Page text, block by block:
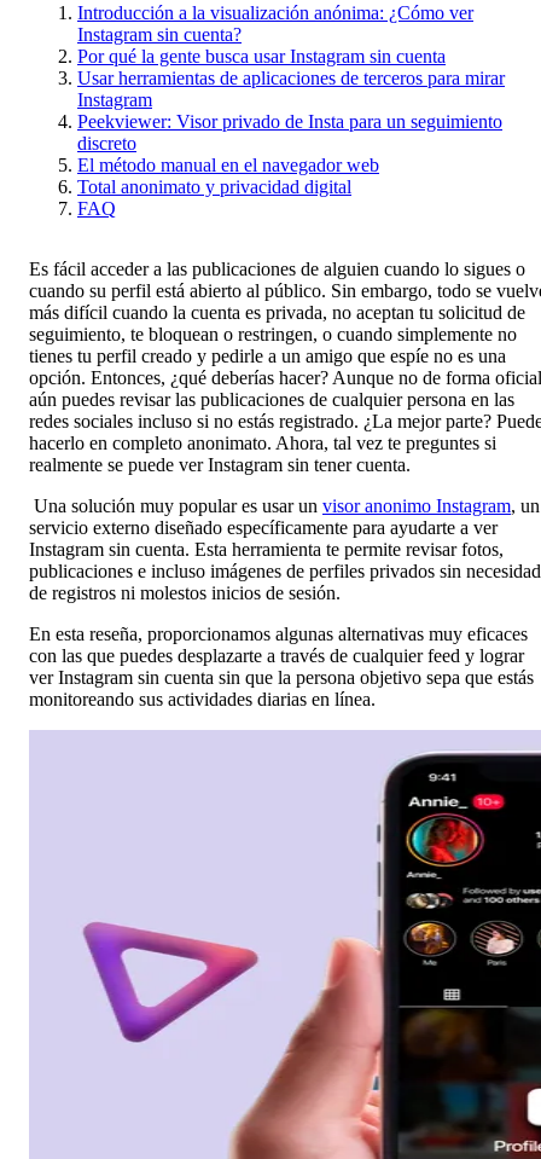
Introducción a la visualización anónima: ¿Cómo ver
Instagram sin cuenta?
Por qué la gente busca usar Instagram sin cuenta
Usar herramientas de aplicaciones de terceros para mirar
Instagram
Peekviewer: Visor privado de Insta para un seguimiento
discreto
El método manual en el navegador web
Total anonimato y privacidad digital
FAQ
Es fácil acceder a las publicaciones de alguien cuando lo sigues o
cuando su perfil está abierto al público. Sin embargo, todo se
más difícil cuando la cuenta es privada, no aceptan tu solicitud de
seguimiento, te bloquean o restringen, o cuando simplemente no
tienes tu perfil creado y pedirle a un amigo que espíe no es una
opción. Entonces, ¿qué deberías hacer? Aunque no de forma
aún puedes revisar las publicaciones de cualquier persona en las
redes sociales incluso si no estás registrado. ¿La mejor parte?
hacerlo en completo anonimato. Ahora, tal vez te preguntes si
realmente se puede ver Instagram sin tener cuenta.
Una solución muy popular es usar un visor anonimo Instagram, un
servicio externo diseñado específicamente para ayudarte a ver
Instagram sin cuenta. Esta herramienta te permite revisar fotos,
publicaciones e incluso imágenes de perfiles privados sin necesidad
de registros ni molestos inicios de sesión.
En esta reseña, proporcionamos algunas alternativas muy eficaces
con las que puedes desplazarte a través de cualquier feed y lograr
ver Instagram sin cuenta sin que la persona objetivo sepa que estás
monitoreando sus actividades diarias en línea.